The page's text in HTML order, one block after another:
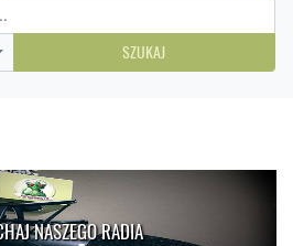
SZUKAJ
NASZEGO RADIA